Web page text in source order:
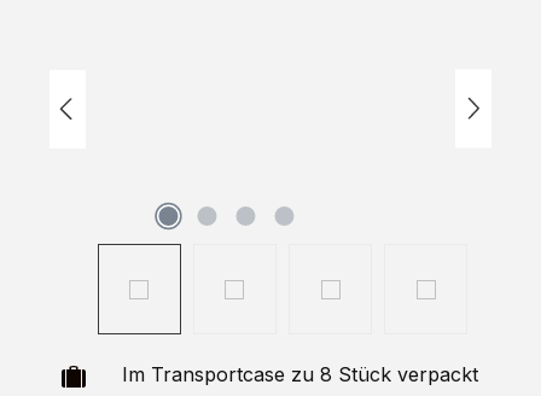
Im Transportcase zu 8 Stück verpackt